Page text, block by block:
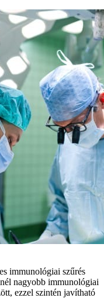
immunológiai szűrés
nagyobb immunológiai
ezzel szintén javítható